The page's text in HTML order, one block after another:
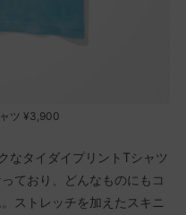
ツ ¥3,900
なタイダイプリントTシャツ
ており、どんなものにもコ
ストレッチを加えたスキニ